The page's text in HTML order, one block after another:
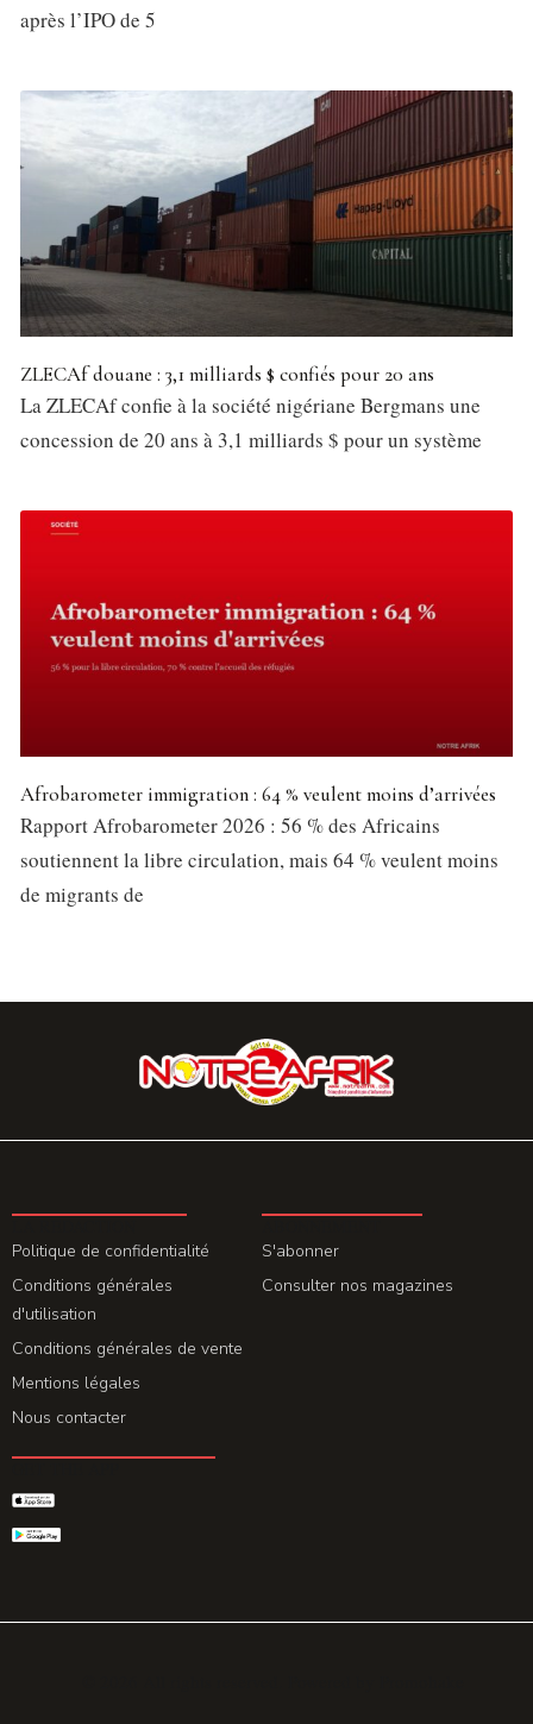
après l’IPO de 5
ZLECAf douane : 3,1 milliards $ confiés pour 20 ans
La ZLECAf confie à la société nigériane Bergmans une
concession de 20 ans à 3,1 milliards $ pour un système
Afrobarometer immigration : 64 % veulent moins d’arrivées
Rapport Afrobarometer 2026 : 56 % des Africains
soutiennent la libre circulation, mais 64 % veulent moins
de migrants de
Politique de confidentialité
Conditions générales
d'utilisation
Conditions générales de vente
Mentions légales
Nous contacter
S'abonner
Consulter nos magazines